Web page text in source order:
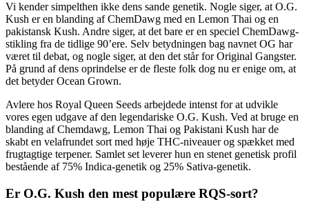
Vi kender simpelthen ikke dens sande genetik. Nogle siger, at O.G.
Kush er en blanding af ChemDawg med en Lemon Thai og en
pakistansk Kush. Andre siger, at det bare er en speciel ChemDawg-
stikling fra de tidlige 90’ere. Selv betydningen bag navnet OG har
været til debat, og nogle siger, at den det står for Original Gangster.
På grund af dens oprindelse er de fleste folk dog nu er enige om, at
det betyder Ocean Grown.
Avlere hos Royal Queen Seeds arbejdede intenst for at udvikle
vores egen udgave af den legendariske O.G. Kush. Ved at bruge en
blanding af Chemdawg, Lemon Thai og Pakistani Kush har de
skabt en velafrundet sort med høje THC-niveauer og spækket med
frugtagtige terpener. Samlet set leverer hun en stenet genetisk profil
bestående af 75% Indica-genetik og 25% Sativa-genetik.
Er O.G. Kush den mest populære RQS-sort?